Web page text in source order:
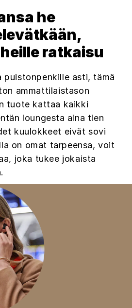
he
ratkaisu
puistonpenkille asti, tämä
ammattilaistason
tuote kattaa kaikki
loungesta aina tien
kuulokkeet eivät sovi
on omat tarpeensa, voit
joka tukee jokaista